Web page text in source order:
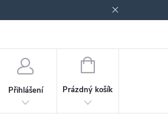
Přihlášení
NÁKUPNÍ
Prázdný košík